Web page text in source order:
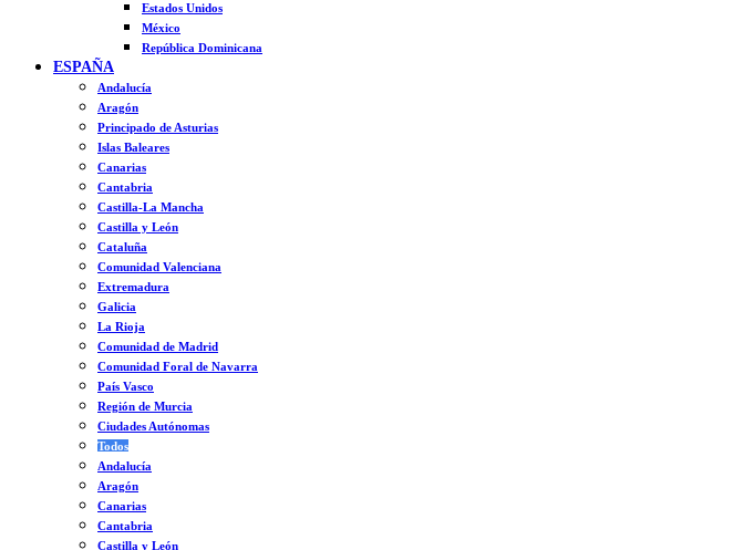
Estados Unidos
México
República Dominicana
ESPAÑA
Andalucía
Aragón
Principado de Asturias
Islas Baleares
Canarias
Cantabria
Castilla-La Mancha
Castilla y León
Cataluña
Comunidad Valenciana
Extremadura
Galicia
La Rioja
Comunidad de Madrid
Comunidad Foral de Navarra
País Vasco
Región de Murcia
Ciudades Autónomas
Todos
Andalucía
Aragón
Canarias
Cantabria
Castilla y León